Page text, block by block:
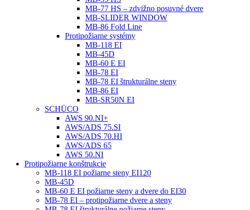
MB-77 HS – zdvižno posuvné dvere
MB-SLIDER WINDOW
MB-86 Fold Line
Protipožiarne systémy
MB-118 EI
MB-45D
MB-60 E EI
MB-78 EI
MB-78 EI štrukturálne steny
MB-86 EI
MB-SR50N EI
SCHÜCO
AWS 90.NI+
AWS/ADS 75.SI
AWS/ADS 70.HI
AWS/ADS 65
AWS 50.NI
Protipožiarne konštrukcie
MB-118 EI požiarne steny EI120
MB-45D
MB-60 E EI požiarne steny a dvere do EI30
MB-78 EI – protipožiarne dvere a steny